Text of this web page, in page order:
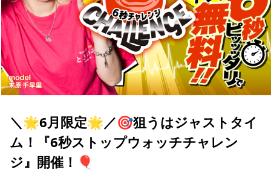
＼🌟6月限定🌟／🎯狙うはジャストタイ
ム！『6秒ストップウォッチチャレン
ジ』開催！🎈